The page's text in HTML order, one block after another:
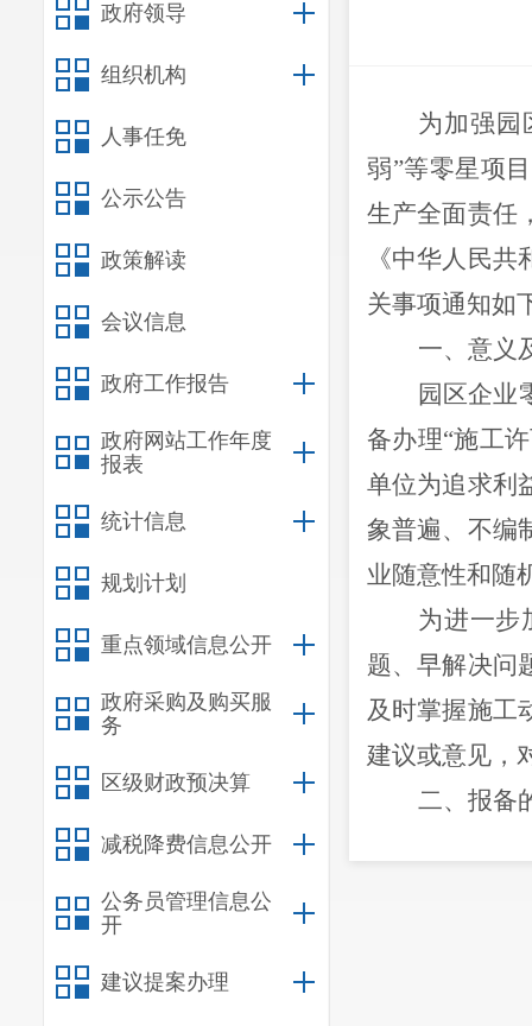
政府领导
组织机构
人事任免
公示公告
政策解读
会议信息
政府工作报告
政府网站工作年度
报表
统计信息
规划计划
重点领域信息公开
政府采购及购买服
务
区级财政预决算
减税降费信息公开
公务员管理信息公
开
建议提案办理
为加强园
弱”等零星项
生产全面责任
《中华人民
关事项通知如
一、意义
园区企业
备办理“施工
单位为追求利
象普遍、不编
业随意性和随
为进一步
题、早解决问
及时掌握施工
建议或意见，
二、 报备